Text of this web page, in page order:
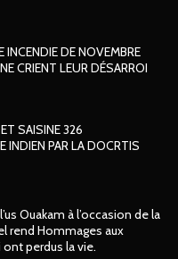
DE NOVEMBRE
CRIENT LEUR DÉSARROI
SAISINE 326
INDIEN PAR LA DOCRTIS
Ouakam à l’occasion de la
rend Hommages aux
perdus la vie.